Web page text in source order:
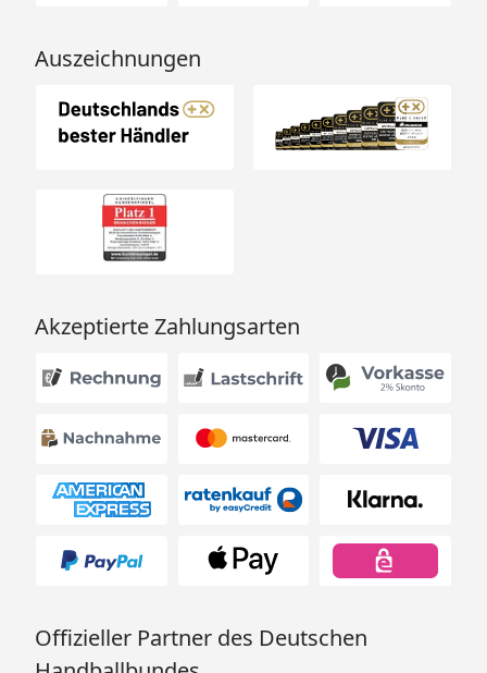
Auszeichnungen
Akzeptierte Zahlungsarten
Offizieller Partner des Deutschen